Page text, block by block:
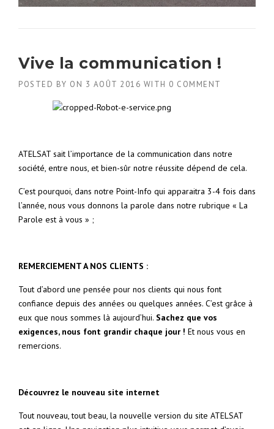
Vive la communication !
POSTED BY ON 3 AOÛT 2016 WITH 0 COMMENT
ATELSAT sait l’importance de la communication dans notre
société, entre nous, et bien-sûr notre réussite dépend de cela.
C’est pourquoi, dans notre Point-Info qui apparaitra 3-4 fois dans
l’année, nous vous donnons la parole dans notre rubrique « La
Parole est à vous » ;
REMERCIEMENT A NOS CLIENTS :
Tout d’abord une pensée pour nos clients qui nous font
confiance depuis des années ou quelques années. C’est grâce à
eux que nous sommes là aujourd’hui. Sachez que vos
exigences, nous font grandir chaque jour ! Et nous vous en
remercions.
Découvrez le nouveau site internet
Tout nouveau, tout beau, la nouvelle version du site ATELSAT